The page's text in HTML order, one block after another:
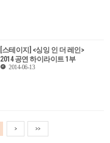
[스테이지] <싱잉 인 더 레인>
2014 공연 하이라이트 1부
2014-06-13
> >>